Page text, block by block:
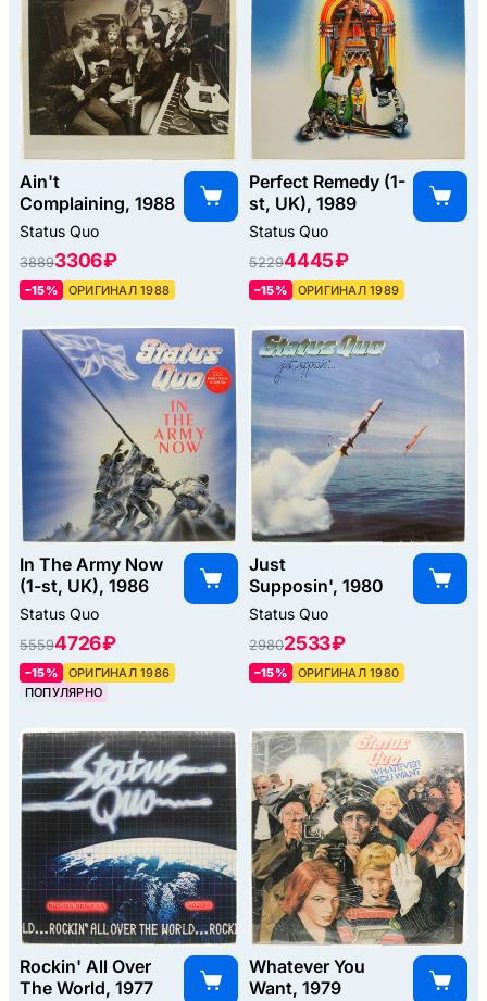
Ain't
Complaining, 1988
Status Quo
38893306 ₽
–15% ОРИГИНАЛ 1988
Perfect Remedy (1-
st, UK), 1989
Status Quo
52294445 ₽
–15% ОРИГИНАЛ 1989
In The Army Now
(1-st, UK), 1986
Status Quo
55594726 ₽
–15%
ОРИГИНАЛ 1986
ПОПУЛЯРНО
Just
Supposin', 1980
Status Quo
29802533 ₽
–15% ОРИГИНАЛ 1980
Rockin' All Over
The World, 1977
Whatever You
Want, 1979